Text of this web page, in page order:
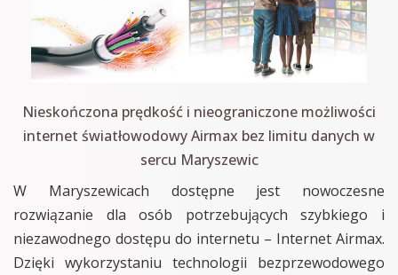
Nieskończona prędkość i nieograniczone możliwości
internet światłowodowy Airmax bez limitu danych w
sercu Maryszewic
W Maryszewicach dostępne jest nowoczesne
rozwiązanie dla osób potrzebujących szybkiego i
niezawodnego dostępu do internetu – Internet Airmax.
Dzięki wykorzystaniu technologii bezprzewodowego